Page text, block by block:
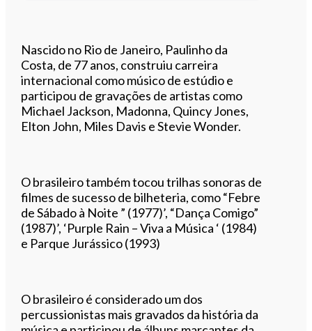
Nascido no Rio de Janeiro, Paulinho da
Costa, de 77 anos, construiu carreira
internacional como músico de estúdio e
participou de gravações de artistas como
Michael Jackson, Madonna, Quincy Jones,
Elton John, Miles Davis e Stevie Wonder.
O brasileiro também tocou trilhas sonoras de
filmes de sucesso de bilheteria, como “Febre
de Sábado à Noite ” (1977)’, “Dança Comigo”
(1987)’, ‘Purple Rain – Viva a Música ‘ (1984)
e Parque Jurássico (1993)
O brasileiro é considerado um dos
percussionistas mais gravados da história da